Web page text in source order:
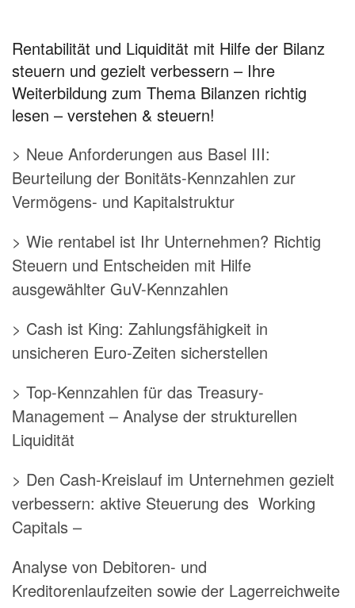
Rentabilität und Liquidität mit Hilfe der Bilanz
steuern und gezielt verbessern – Ihre
Weiterbildung zum Thema Bilanzen richtig
lesen – verstehen & steuern!
> Neue Anforderungen aus Basel III:
Beurteilung der Bonitäts-Kennzahlen zur
Vermögens- und Kapitalstruktur
> Wie rentabel ist Ihr Unternehmen? Richtig
Steuern und Entscheiden mit Hilfe
ausgewählter GuV-Kennzahlen
> Cash ist King: Zahlungsfähigkeit in
unsicheren Euro-Zeiten sicherstellen
> Top-Kennzahlen für das Treasury-
Management – Analyse der strukturellen
Liquidität
> Den Cash-Kreislauf im Unternehmen gezielt
verbessern: aktive Steuerung des Working
Capitals –
Analyse von Debitoren- und
Kreditorenlaufzeiten sowie der Lagerreichweite